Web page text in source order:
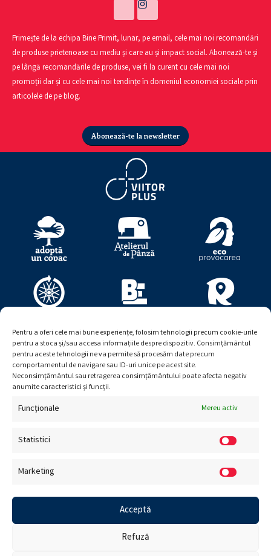
Pentru a oferi cele mai bune experiențe, folosim tehnologii precum cookie-urile
pentru a stoca și/sau accesa informațiile despre dispozitiv. Consimțământul
pentru aceste tehnologii ne va permite să procesăm date precum
comportamentul de navigare sau ID-uri unice pe acest site.
Neconsimțământul sau retragerea consimțământului poate afecta negativ
anumite caracteristici și funcții.
Funcționale Mereu activ
Statistici
Marketing
Acceptă
Refuză
Primește de la echipa Bine Primit, lunar, pe email, cele mai noi recomandări
de produse prietenoase cu mediu și care au și impact social. Abonează-te și
pe lângă recomandările de produse, vei fi la curent cu cele mai noi
promoții dar și cu cele mai noi tendințe în domeniul economiei sociale prin
articolele de pe blog.
Abonează-te la newsletter
© Viitor Plus. Toate drepturile rezervate. Creat de
Politică de confidențialitate